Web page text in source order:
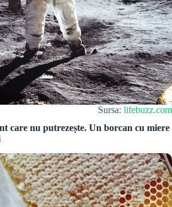
Sursa: lifebuzz.com
care nu putrezește. Un borcan cu miere